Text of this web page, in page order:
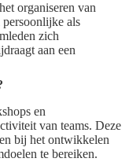
organiseren van
als
zich
aan een
en
van teams. Deze
bij het ontwikkelen
te bereiken.